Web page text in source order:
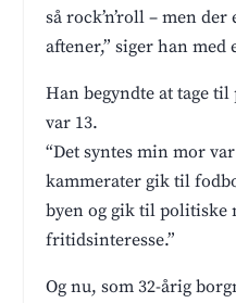
så rock’n’roll – men
aftener,” siger han med
Han begyndte at tage
var 13.
“Det syntes min mor
kammerater gik til
byen og gik til politiske
fritidsinteresse.”
Og nu, som 32-årig